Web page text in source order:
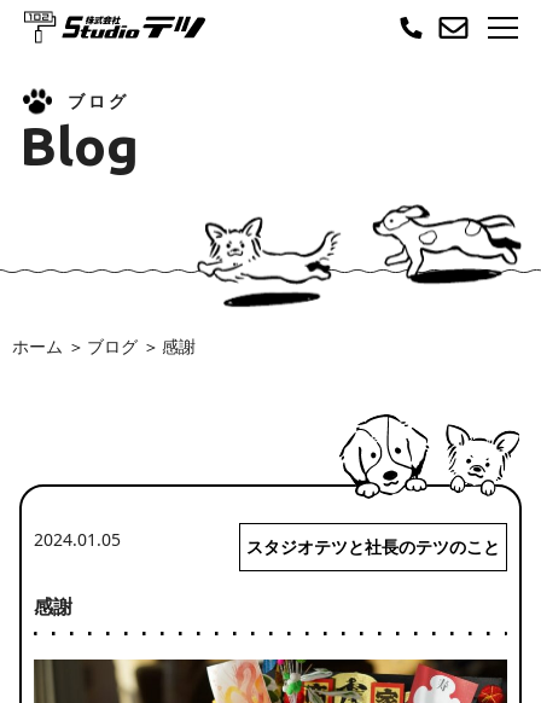
ブログ
Blog
ホーム ブログ 感謝
2024.01.05 スタジオテツと社長のテツのこと
感謝